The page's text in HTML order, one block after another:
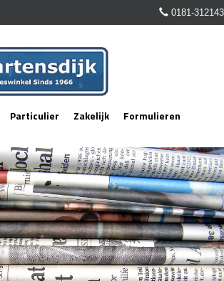
0181-312143
Particulier Zakelijk
Formulieren